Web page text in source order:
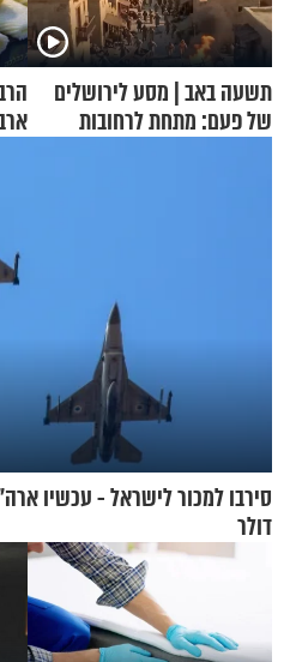
תשעה באב | מסע לירושלים
של פעם: מתחת לרחובות
דולר